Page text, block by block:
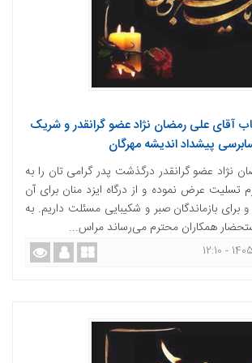
آقای علی رمضان نژاد عضو گرانقدر و شریک
پیشداد اندیشه مهرگان
نژاد عضو گرانقدر درگذشت پدر گرامی تان را به
تسلیت عرض نموده و از درگاه ایزد منان برای آن
برای بازماندگان صبر و شکیبایی مسئلت داریم. به
همکاران محترم می‌رساند مراس...